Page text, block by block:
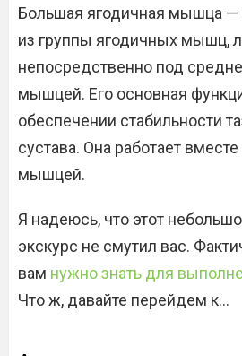
Большая ягодичная мышца —
из группы ягодичных мышц,
непосредственно под
мышцей. Его основная
обеспечении стабильности
сустава. Она работает
мышцей.
Я надеюсь, что этот
экскурс не смутил вас.
вам нужно знать для
Что ж, давайте перейдем к…